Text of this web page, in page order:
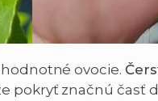
ovocie.
pokryť značnú časť